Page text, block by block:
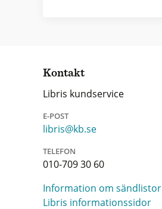
Kontakt
Libris kundservice
E-POST
libris@kb.se
TELEFON
010-709 30 60
Information om sändlistor
Libris informationssidor